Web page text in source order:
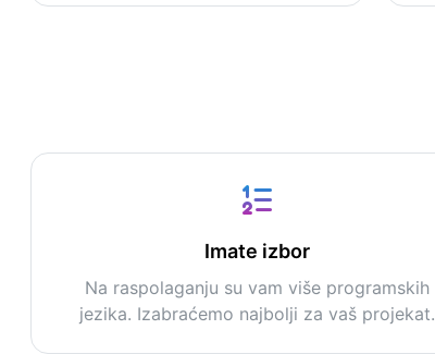
Imate izbor
Na raspolaganju su vam više programskih
jezika. Izabraćemo najbolji za vaš projekat.